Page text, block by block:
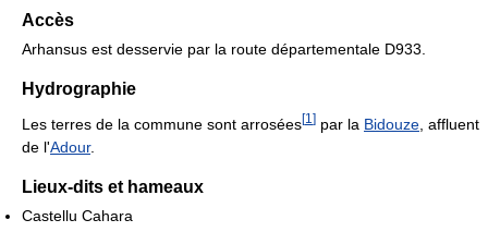
Accès
Arhansus est desservie par la route départementale D933.
Hydrographie
Les terres de la commune sont arrosées[1 ] par la Bidouze , affluent
de l'Adour.
Lieux-dits et hameaux
Castellu Cahara